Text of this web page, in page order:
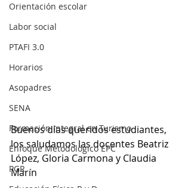
Orientación escolar
Labor social
PTAFI 3.0
Horarios
Asopadres
SENA
Formación Integral en Turismo
Enfoque Metodologico EPC
PGR
Buenos días queridos estudiantes,
los saludamos las docentes Beatriz
López, Gloria Carmona y Claudia
Marín